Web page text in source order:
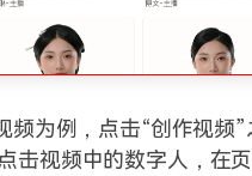
频为例，点击“创作视频
击视频中的数字人，在